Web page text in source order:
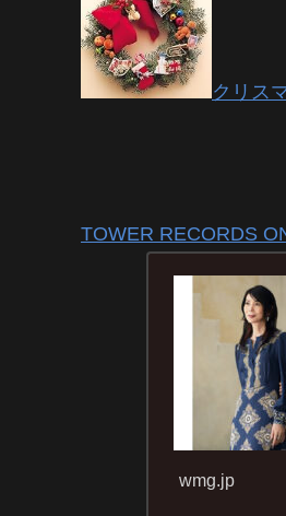
クリス
TOWER RECORDS
wmg.jp